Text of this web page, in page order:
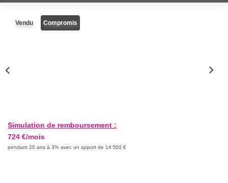
Vendu Compromis
Simulation de remboursement :
724 €/mois
pendant 20 ans à 3% avec un apport de 14 500 €